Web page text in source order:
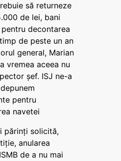
să returneze
de lei, bani
decontarea
de peste un an
general, Marian
vremea aceea nu
șef. ISJ ne-a
pentru
navetei
părinți solicită,
anularea
de a nu mai